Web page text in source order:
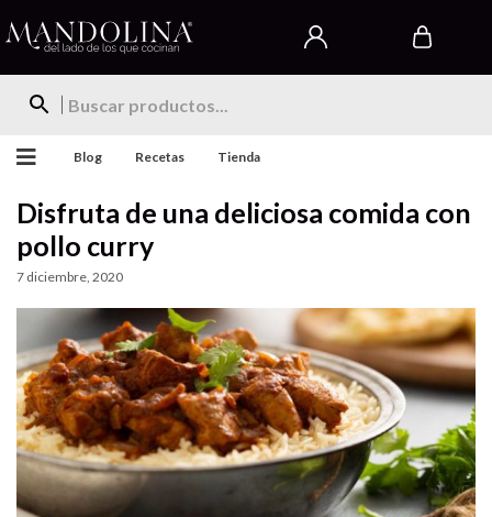
Blog Recetas Tienda
Disfruta de una deliciosa comida con
pollo curry
7 diciembre, 2020